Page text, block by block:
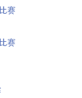
赛
赛